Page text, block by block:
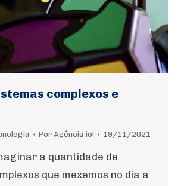
complexos e
Por Agência io! 19/11/2021
a quantidade de
que mexemos no dia a